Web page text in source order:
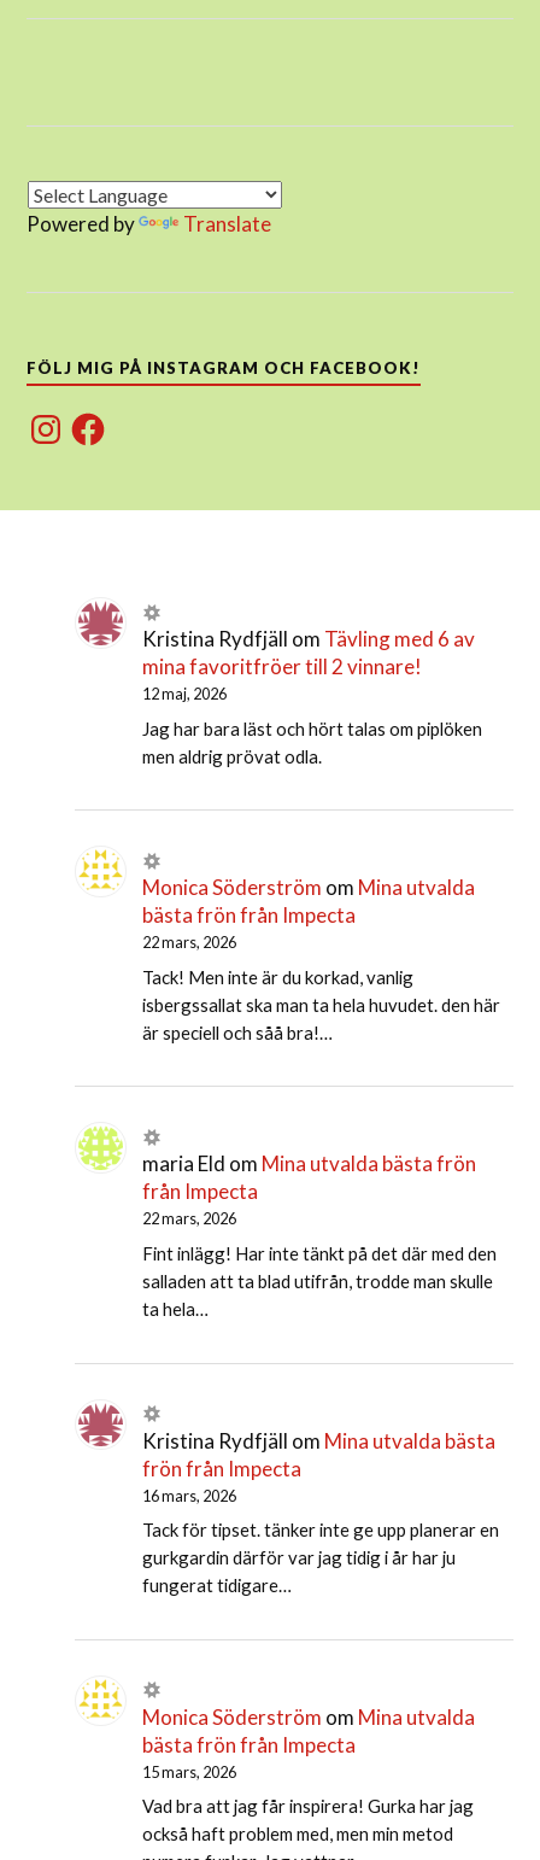
Powered by Translate
FÖLJ MIG PÅ INSTAGRAM OCH FACEBOOK!
InstagramFacebook
Kristina Rydfjäll om Tävling med 6 av
mina favoritfröer till 2 vinnare!
12 maj, 2026
Jag har bara läst och hört talas om piplöken
men aldrig prövat odla.
Monica Söderström om Mina utvalda
bästa frön från Impecta
22 mars, 2026
Tack! Men inte är du korkad, vanlig
isbergssallat ska man ta hela huvudet. den här
är speciell och såå bra!…
maria Eld om Mina utvalda bästa frön
från Impecta
22 mars, 2026
Fint inlägg! Har inte tänkt på det där med den
salladen att ta blad utifrån, trodde man skulle
ta hela…
Kristina Rydfjäll om Mina utvalda bästa
frön från Impecta
16 mars, 2026
Tack för tipset. tänker inte ge upp planerar en
gurkgardin därför var jag tidig i år har ju
fungerat tidigare…
Monica Söderström om Mina utvalda
bästa frön från Impecta
15 mars, 2026
Vad bra att jag får inspirera! Gurka har jag
också haft problem med, men min metod